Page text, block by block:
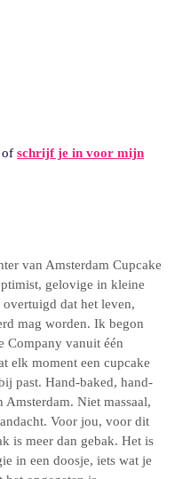
of schrijf je in voor mijn
van Amsterdam Cupcake
gelovige in kleine
dat het leven,
mag worden. Ik begon
Company vanuit één
elk moment een cupcake
past. Hand-baked, hand-
Niet massaal,
Voor jou, voor dit
is meer dan gebak. Het is
in een doosje, iets wat je